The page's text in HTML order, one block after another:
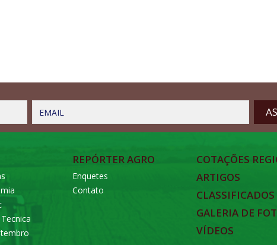
EMAIL
REPÓRTER AGRO
Enquetes
Contato
COTAÇÕES
ARTIGOS
CLASSIFICADOS
GALERIA DE
VÍDEOS